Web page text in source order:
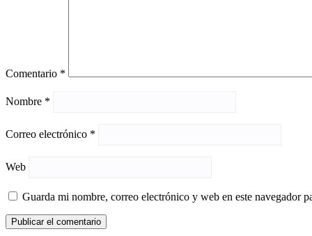
Comentario *
Nombre *
Correo electrónico *
Web
Guarda mi nombre, correo electrónico y web en este navegador